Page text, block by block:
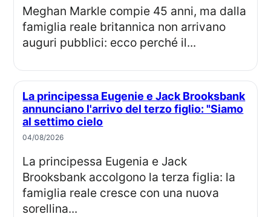
Meghan Markle compie 45 anni, ma dalla
famiglia reale britannica non arrivano
auguri pubblici: ecco perché il...
La principessa Eugenie e Jack Brooksbank
annunciano l'arrivo del terzo figlio: "Siamo
al settimo cielo
04/08/2026
La principessa Eugenia e Jack
Brooksbank accolgono la terza figlia: la
famiglia reale cresce con una nuova
sorellina...